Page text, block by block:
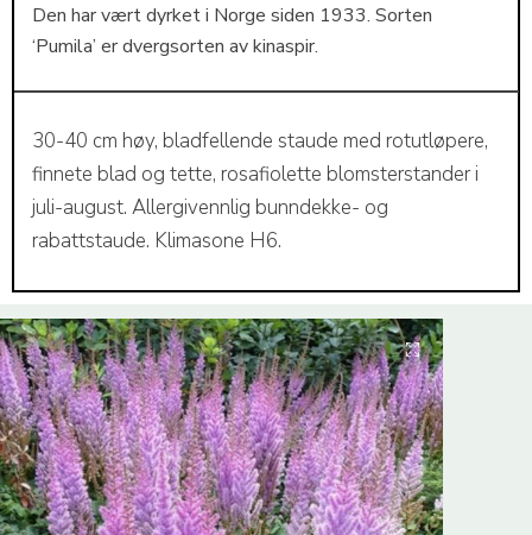
Den har vært dyrket i Norge siden 1933. Sorten
‘Pumila’ er dvergsorten av kinaspir.
30-40 cm høy, bladfellende staude med rotutløpere,
finnete blad og tette, rosafiolette blomsterstander i
juli-august. Allergivennlig bunndekke- og
rabattstaude. Klimasone H6.